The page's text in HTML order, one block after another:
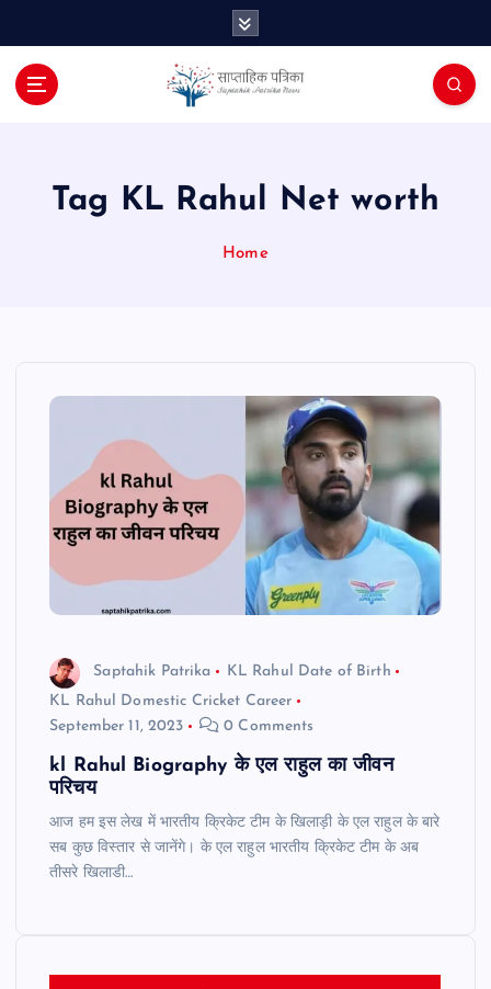
Tag KL Rahul Net worth
Home
Saptahik Patrika
KL Rahul Date of Birth
KL Rahul Domestic Cricket Career
September 11, 2023
0 Comments
kl Rahul Biography के एल राहुल का जीवन
परिचय
आज हम इस लेख में भारतीय क्रिकेट टीम के खिलाड़ी के एल राहुल के बारे
सब कुछ विस्तार से जानेंगे। के एल राहुल भारतीय क्रिकेट टीम के अब
तीसरे खिलाडी…